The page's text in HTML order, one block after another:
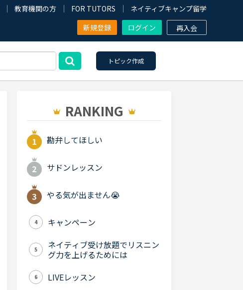
教育機関の方 FOR TUTORS
ネイティブキャンプ留学
新規登録
ログイン 再入会
トピック作成
RANKING
勘弁してほしい
サドンレッスン
やる気が出ません😭
4 キャンペーン
5
ネイティブ受け放題でリスニン
グ力を上げるためには
6 LIVEレッスン